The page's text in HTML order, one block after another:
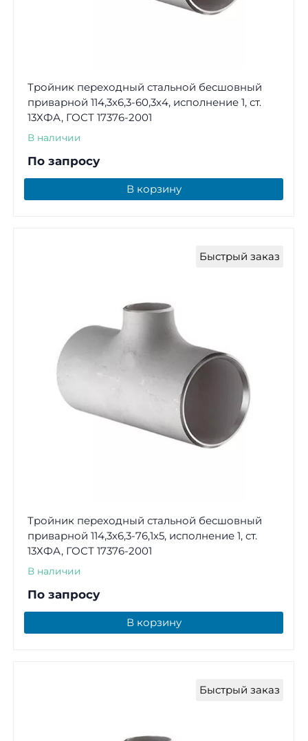
Тройник переходный стальной бесшовный
приварной 114,3х6,3-60,3х4, исполнение 1, ст.
13ХФА, ГОСТ 17376-2001
В наличии
По запросу
В корзину
Быстрый заказ
Тройник переходный стальной бесшовный
приварной 114,3х6,3-76,1х5, исполнение 1, ст.
13ХФА, ГОСТ 17376-2001
В наличии
По запросу
В корзину
Быстрый заказ